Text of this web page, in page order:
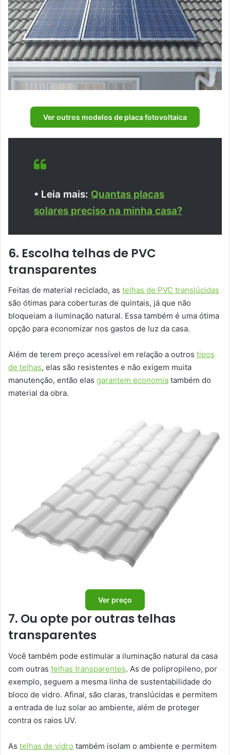
Ver outros modelos de placa fotovoltaica
• Leia mais: Quantas placas
solares preciso na minha casa?
6. Escolha telhas de PVC
transparentes
Feitas de material reciclado, as telhas de PVC translúcidas
são ótimas para coberturas de quintais, já que não
bloqueiam a iluminação natural. Essa também é uma ótima
opção para economizar nos gastos de luz da casa.
Além de terem preço acessível em relação a outros tipos
de telhas, elas são resistentes e não exigem muita
manutenção, então elas garantem economia também do
material da obra.
Ver preço
7. Ou opte por outras telhas
transparentes
Você também pode estimular a iluminação natural da casa
com outras telhas transparentes. As de polipropileno, por
exemplo, seguem a mesma linha de sustentabilidade do
bloco de vidro. Afinal, são claras, translúcidas e permitem
a entrada de luz solar ao ambiente, além de proteger
contra os raios UV.
As telhas de vidro também isolam o ambiente e permitem